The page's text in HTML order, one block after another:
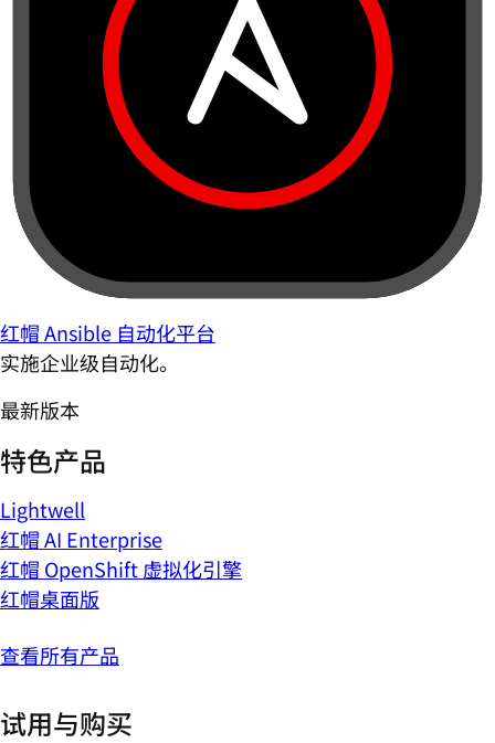
红帽 Ansible 自动化平台
实施企业级自动化。
最新版本
特色产品
Lightwell
红帽 AI Enterprise
红帽 OpenShift 虚拟化引擎
红帽桌面版
查看所有产品
试用与购买